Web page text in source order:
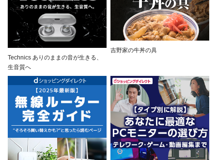
Technics ありのままの音が生きる、
生音質へ
吉野家の牛丼の具